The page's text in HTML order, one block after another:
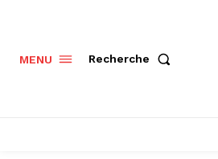
MENU Recherche